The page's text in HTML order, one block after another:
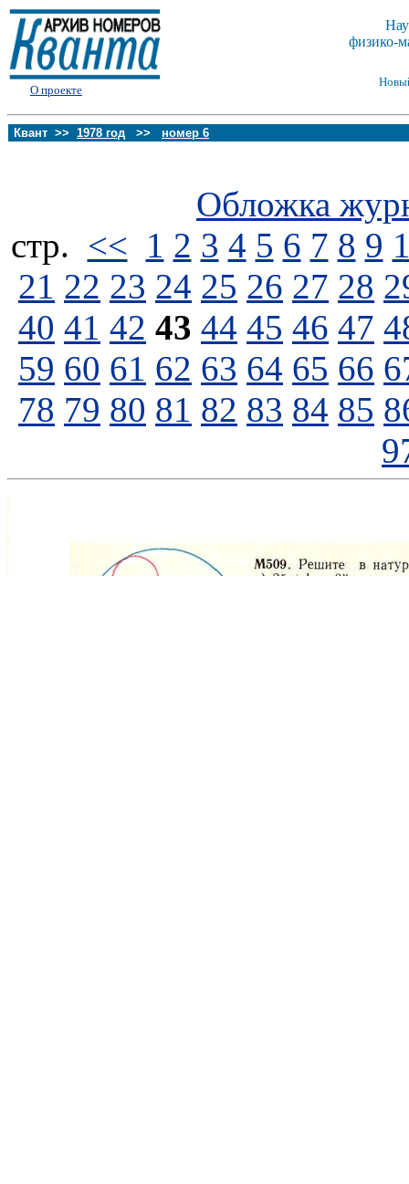
О проекте
физико-
Квант >> 1978 год >> номер 6
Обложка
стp. << 1 2 3 4 5 6 7 8 9
21 22 23 24 25 26 27 28
40 41 42 43 44 45 46 47
59 60 61 62 63 64 65 66
78 79 80 81 82 83 84 85